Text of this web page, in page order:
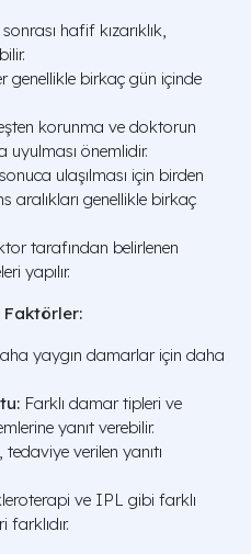
hafif kızarıklık,
genellikle birkaç gün içinde
korunma ve doktorun
uyulması önemlidir.
ulaşılması için birden
aralıkları genellikle birkaç
tarafından belirlenen
yapılır.
Faktörler:
yaygın damarlar için daha
Farklı damar tipleri ve
yanıt verebilir.
tedaviye verilen yanıtı
ve IPL gibi farklı
farklıdır.